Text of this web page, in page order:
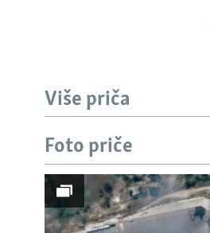
Više priča
Foto priče